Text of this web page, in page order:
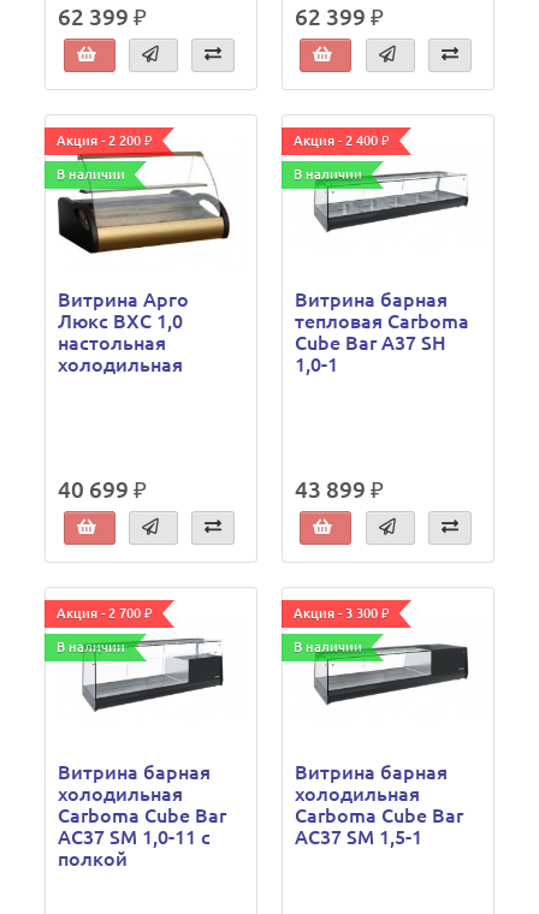
62 399 ₽ 62 399 ₽
Акция - 2 200 ₽
В наличии
Витрина Арго
Люкс ВХС 1,0
настольная
холодильная
40 699 ₽
Акция - 2 400 ₽
В наличии
Витрина барная
тепловая Carboma
Cube Bar A37 SH
1,0-1
43 899 ₽
Акция - 2 700 ₽
В наличии
Витрина барная
холодильная
Carboma Cube Bar
AC37 SM 1,0-11 с
полкой
Акция - 3 300 ₽
В наличии
Витрина барная
холодильная
Carboma Cube Bar
AC37 SM 1,5-1